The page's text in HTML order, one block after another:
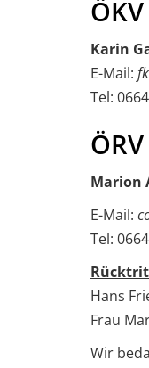
ÖKV
Karin
E-Mail:
Tel:
ÖRV
Marion
E-Mail:
Tel:
Hans
Frau
Wir